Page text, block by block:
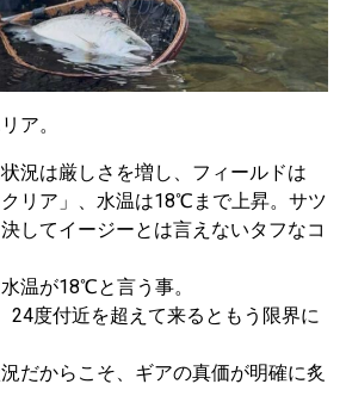
ア。
況は厳しさを増し、フィールドは
クリア」、水温は18℃まで上昇。サツ
してイージーとは言えないタフなコ
温が18℃と言う事。
24度付近を超えて来るともう限界に
だからこそ、ギアの真価が明確に炙